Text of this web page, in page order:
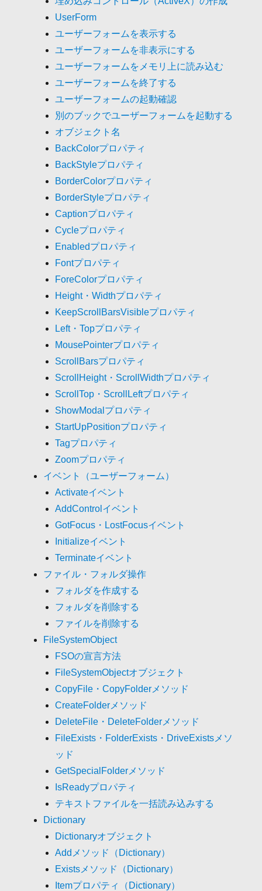
UserForm
ユーザーフォームを表示する
ユーザーフォームを非表示にする
ユーザーフォームをメモリ上に読み込む
ユーザーフォームを終了する
ユーザーフォームの起動確認
別のブックでユーザーフォームを起動する
オブジェクト名
BackColorプロパティ
BackStyleプロパティ
BorderColorプロパティ
BorderStyleプロパティ
Captionプロパティ
Cycleプロパティ
Enabledプロパティ
Fontプロパティ
ForeColorプロパティ
Height・Widthプロパティ
KeepScrollBarsVisibleプロパティ
Left・Topプロパティ
MousePointerプロパティ
ScrollBarsプロパティ
ScrollHeight・ScrollWidthプロパティ
ScrollTop・ScrollLeftプロパティ
ShowModalプロパティ
StartUpPositionプロパティ
Tagプロパティ
Zoomプロパティ
イベント（ユーザーフォーム）
Activateイベント
AddControlイベント
GotFocus・LostFocusイベント
Initializeイベント
Terminateイベント
ファイル・フォルダ操作
フォルダを作成する
フォルダを削除する
ファイルを削除する
FileSystemObject
FSOの宣言方法
FileSystemObjectオブジェクト
CopyFile・CopyFolderメソッド
CreateFolderメソッド
DeleteFile・DeleteFolderメソッド
FileExists・FolderExists・DriveExistsメソ
ッド
GetSpecialFolderメソッド
IsReadyプロパティ
テキストファイルを一括読み込みする
Dictionary
Dictionaryオブジェクト
Addメソッド（Dictionary）
Existsメソッド（Dictionary）
Itemプロパティ（Dictionary）